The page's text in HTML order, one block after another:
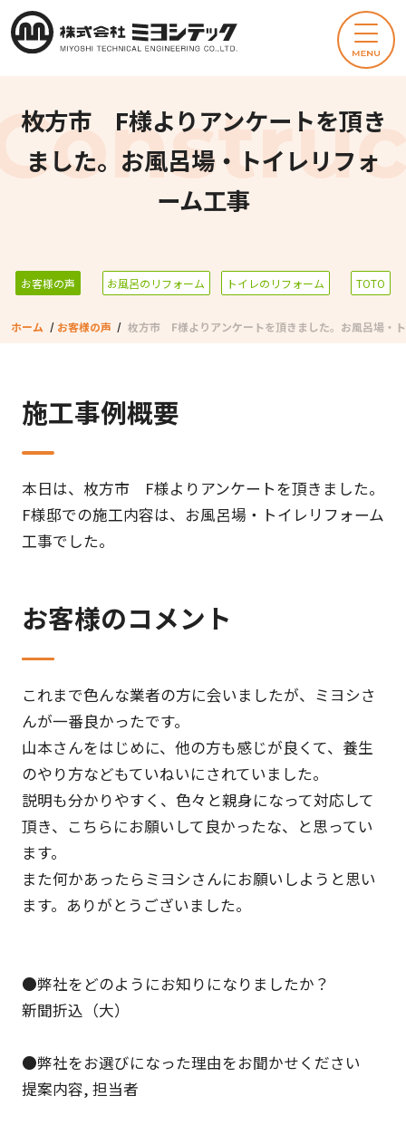
枚方市 F様よりアンケートを頂き
ました。お風呂場・トイレリフォ
ーム工事
お客様の声 お風呂のリフォーム トイレのリフォーム TOTO
ホーム / お客様の声 / 枚方市 F様よりアンケートを頂きました。お風呂場・
施工事例概要
本日は、枚方市 F様よりアンケートを頂きました。
F様邸での施工内容は、お風呂場・トイレリフォーム
工事でした。
お客様のコメント
これまで色んな業者の方に会いましたが、ミヨシさ
んが一番良かったです。
山本さんをはじめに、他の方も感じが良くて、養生
のやり方などもていねいにされていました。
説明も分かりやすく、色々と親身になって対応して
頂き、こちらにお願いして良かったな、と思ってい
ます。
また何かあったらミヨシさんにお願いしようと思い
ます。ありがとうございました。
●弊社をどのようにお知りになりましたか？
新聞折込（大）
●弊社をお選びになった理由をお聞かせください
提案内容, 担当者